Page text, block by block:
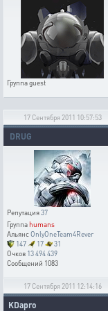
Группаguest
17 Сентября 2011 10:57:53
DRUG
Репутация37
Группаhumans
АльянсOnlyOneTeam4Rever
147
17
31
Очков 13 494 439
Сообщений 1083
17 Сентября 2011 12:14:16
KDapro